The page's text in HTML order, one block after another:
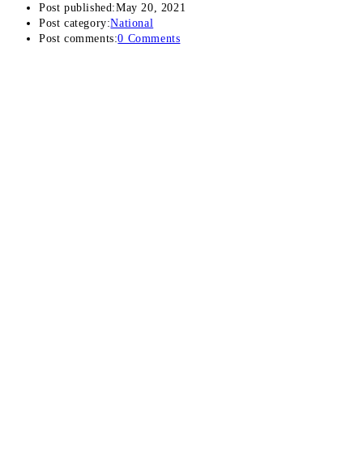
Post published:May 20, 2021
Post category:National
Post comments:0 Comments